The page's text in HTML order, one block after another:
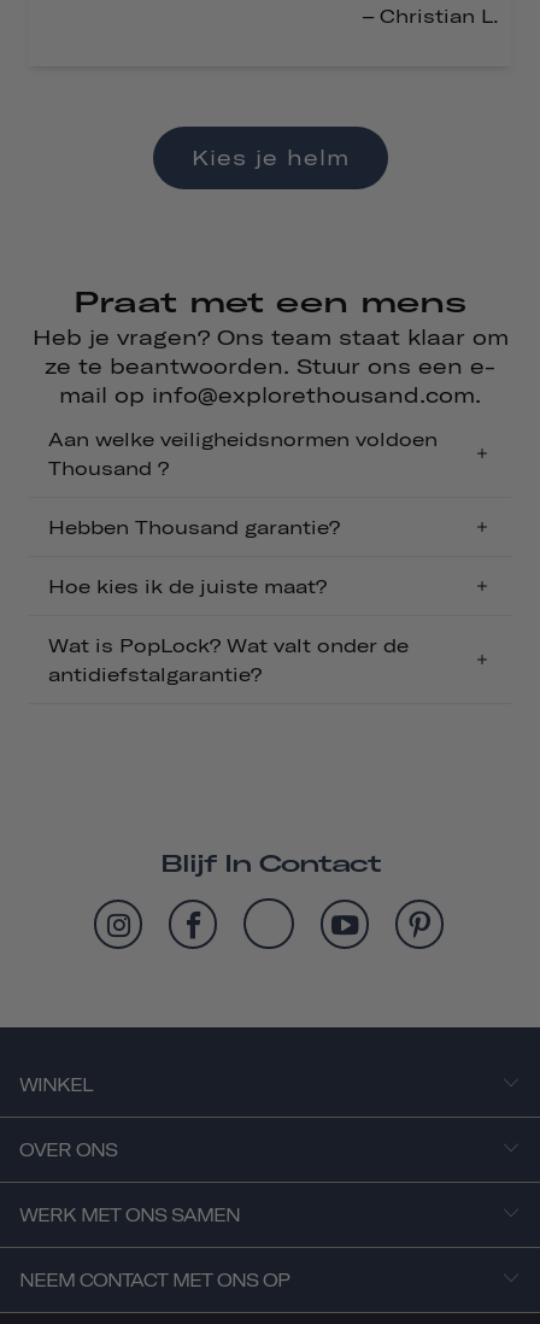
– Christian L.
Kies je helm
Praat met een mens
Heb je vragen? Ons team staat klaar om
ze te beantwoorden. Stuur ons een e-
mail op info@explorethousand.com.
Aan welke veiligheidsnormen voldoen
Thousand ?
Hebben Thousand garantie?
Hoe kies ik de juiste maat?
Wat is PopLock? Wat valt onder de
antidiefstalgarantie?
Blijf In Contact
WINKEL
OVER ONS
WERK MET ONS SAMEN
NEEM CONTACT MET ONS OP